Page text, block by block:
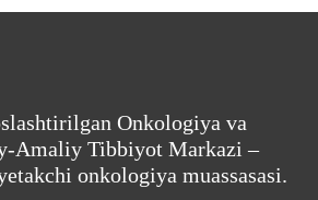
Onkologiya va
Amaliy Tibbiyot Markazi –
onkologiya muassasasi.